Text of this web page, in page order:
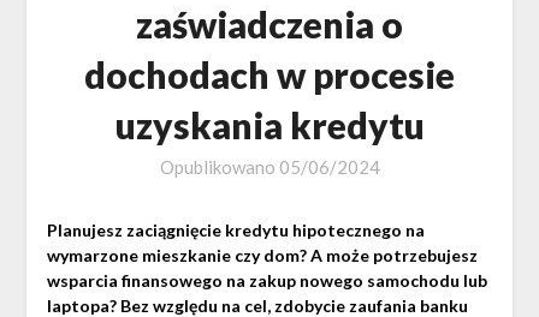
zaświadczenia o
dochodach w procesie
uzyskania kredytu
Opublikowano 05/06/2024
Planujesz zaciągnięcie kredytu hipotecznego na
wymarzone mieszkanie czy dom? A może potrzebujesz
wsparcia finansowego na zakup nowego samochodu lub
laptopa? Bez względu na cel, zdobycie zaufania banku